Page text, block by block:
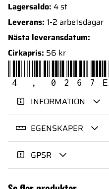
Lagersaldo: 4 st
Leverans: 1-2 arbetsdagar
Nästa leveransdatum:
Cirkapris: 56 kr
INFORMATION
EGENSKAPER
GPSR